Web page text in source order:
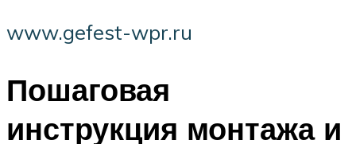
www.gefest-wpr.ru
Пошаговая
инструкция монтажа и